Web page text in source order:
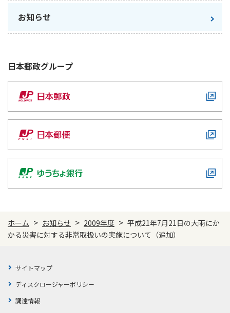
お知らせ
日本郵政グループ
ホーム > お知らせ > 2009年度 > 平成21年7月21日の大雨にか
かる災害に対する非常取扱いの実施について（追加）
サイトマップ
ディスクロージャーポリシー
調達情報